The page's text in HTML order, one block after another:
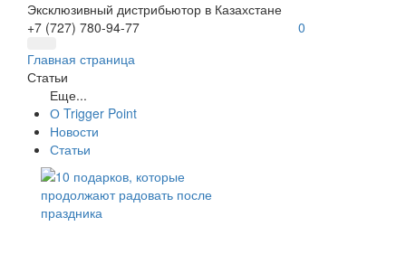
Эксклюзивный дистрибьютор в Казахстане
+7 (727) 780-94-77
0
Главная страница
Статьи
Еще...
О Trigger Point
Новости
Статьи